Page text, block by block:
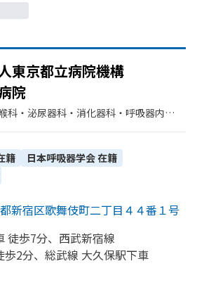
東京都立病院機構
院
科・​泌尿器科・​消化器科・​呼吸器内
酔科・​放射線科・​臨床検査・病理診
籍 日本呼吸器学会在籍
新宿区歌舞伎町二丁目４４番１号
歩7分、 西武新宿線
2分、 総武線 大久保駅下車